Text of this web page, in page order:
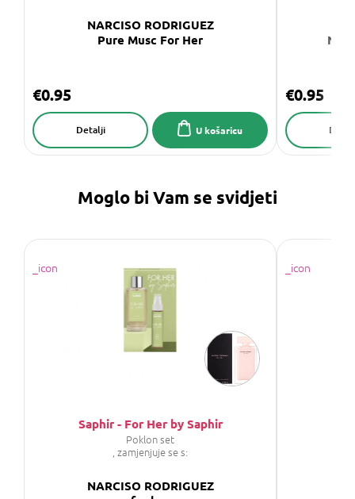
NARCISO RODRIGUEZ
Pure Musc For Her
€0.95
U košaricu
Detalji
€0.95
Moglo bi Vam se svidjeti
Saphir - For Her by Saphir
Poklon set
, zamjenjuje se s:
NARCISO RODRIGUEZ